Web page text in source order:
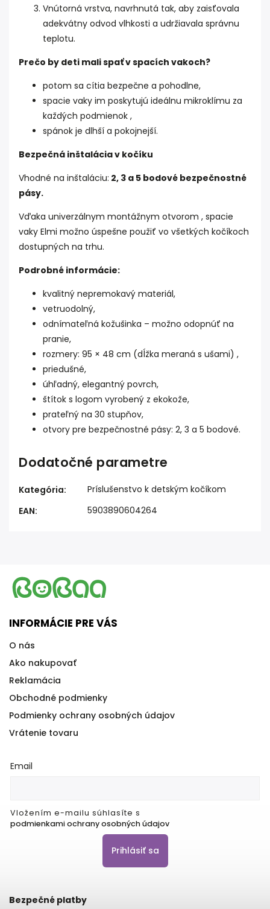
Vnútorná vrstva, navrhnutá tak, aby zaisťovala
adekvátny odvod vlhkosti a udržiavala správnu
teplotu.
Prečo by deti mali spať v spacích vakoch?
potom sa cítia bezpečne a pohodlne,
spacie vaky im poskytujú ideálnu mikroklímu za
každých podmienok ,
spánok je dlhší a pokojnejší.
Bezpečná inštalácia v kočíku
Vhodné na inštaláciu: 2, 3 a 5 bodové bezpečnostné
pásy.
Vďaka univerzálnym montážnym otvorom , spacie
vaky Elmi možno úspešne použiť vo všetkých kočíkoch
dostupných na trhu.
Podrobné informácie:
kvalitný nepremokavý materiál,
vetruodolný,
odnímateľná kožušinka – možno odopnúť na
pranie,
rozmery: 95 × 48 cm (dĺžka meraná s ušami) ,
priedušné,
úhľadný, elegantný povrch,
štítok s logom vyrobený z ekokože,
prateľný na 30 stupňov,
otvory pre bezpečnostné pásy: 2, 3 a 5 bodové.
Dodatočné parametre
Kategória:
Príslušenstvo k detským kočíkom
EAN: 5903890604264
INFORMÁCIE PRE VÁS
O nás
Ako nakupovať
Reklamácia
Obchodné podmienky
Podmienky ochrany osobných údajov
Vrátenie tovaru
Email
Vložením e-mailu súhlasíte s
podmienkami ochrany osobných údajov
Prihlásiť sa
Bezpečné platby